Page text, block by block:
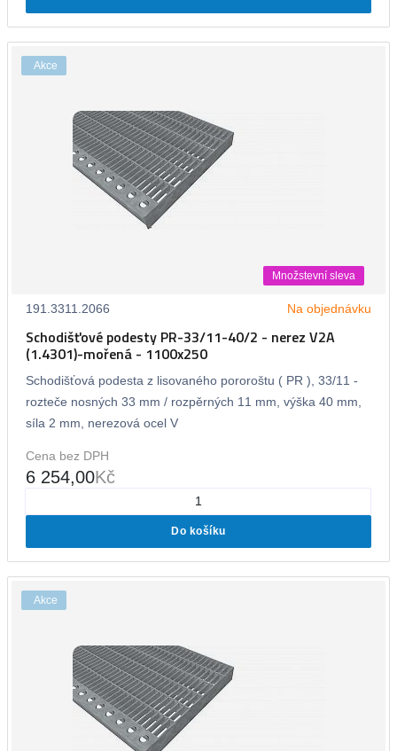
Akce
Množstevní sleva
191.3311.2066 Na objednávku
Schodišťové podesty PR-33/11-40/2 - nerez V2A
(1.4301)-mořená - 1100x250
Schodišťová podesta z lisovaného pororoštu ( PR ), 33/11 -
rozteče nosných 33 mm / rozpěrných 11 mm, výška 40 mm,
síla 2 mm, nerezová ocel V
Cena bez DPH
6 254,00Kč
Do košíku
Akce